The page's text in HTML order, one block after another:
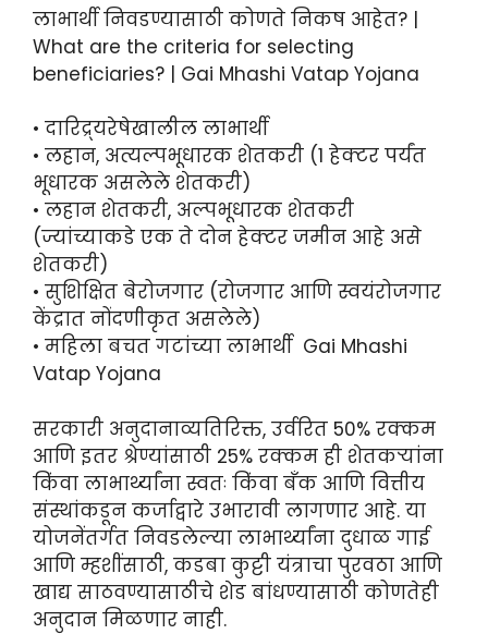
लाभार्थी निवडण्यासाठी कोणते निकष आहेत? |
What are the criteria for selecting
beneficiaries? | Gai Mhashi Vatap Yojana
• दारिद्र्यरेषेखालील लाभार्थी
• लहान, अत्यल्पभूधारक शेतकरी (1 हेक्टर पर्यंत
भूधारक असलेले शेतकरी)
• लहान शेतकरी, अल्पभूधारक शेतकरी
(ज्यांच्याकडे एक ते दोन हेक्टर जमीन आहे असे
शेतकरी)
• सुशिक्षित बेरोजगार (रोजगार आणि स्वयंरोजगार
केंद्रात नोंदणीकृत असलेले)
• महिला बचत गटांच्या लाभार्थी Gai Mhashi
Vatap Yojana
सरकारी अनुदानाव्यतिरिक्त, उर्वरित 50% रक्कम
आणि इतर श्रेण्यांसाठी 25% रक्कम ही शेतकऱ्यांना
किंवा लाभार्थ्यांना स्वतः किंवा बँक आणि वित्तीय
संस्थांकडून कर्जाद्वारे उभारावी लागणार आहे. या
योजनेंतर्गत निवडलेल्या लाभार्थ्यांना दुधाळ गाई
आणि म्हशींसाठी, कडबा कुट्टी यंत्राचा पुरवठा आणि
खाद्य साठवण्यासाठीचे शेड बांधण्यासाठी कोणतेही
अनुदान मिळणार नाही.